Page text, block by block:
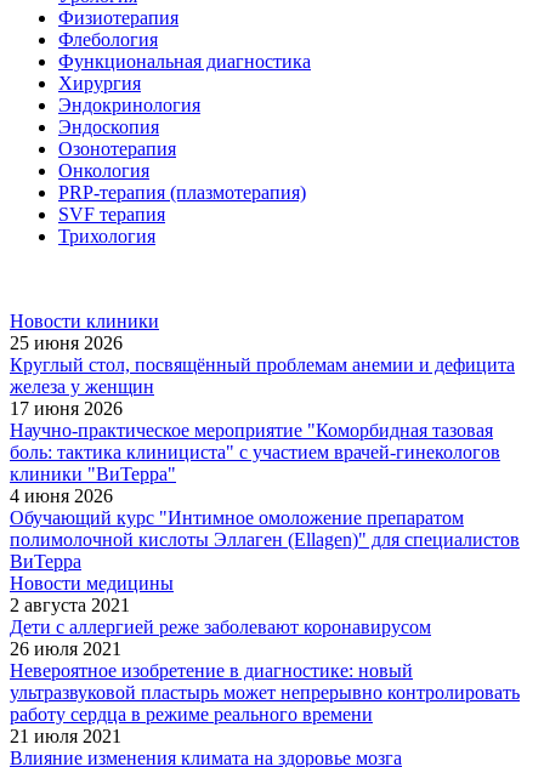
Физиотерапия
Флебология
Функциональная диагностика
Хирургия
Эндокринология
Эндоскопия
Озонотерапия
Онкология
PRP-терапия (плазмотерапия)
SVF терапия
Трихология
Новости клиники
25 июня 2026
Круглый стол, посвящённый проблемам анемии и дефицита
железа у женщин
17 июня 2026
Научно-практическое мероприятие "Коморбидная тазовая
боль: тактика клинициста" с участием врачей-гинекологов
клиники "ВиТерра"
4 июня 2026
Обучающий курс "Интимное омоложение препаратом
полимолочной кислоты Эллаген (Ellagen)" для специалистов
ВиТерра
Новости медицины
2 августа 2021
Дети с аллергией реже заболевают коронавирусом
26 июля 2021
Невероятное изобретение в диагностике: новый
ультразвуковой пластырь может непрерывно контролировать
работу сердца в режиме реального времени
21 июля 2021
Влияние изменения климата на здоровье мозга